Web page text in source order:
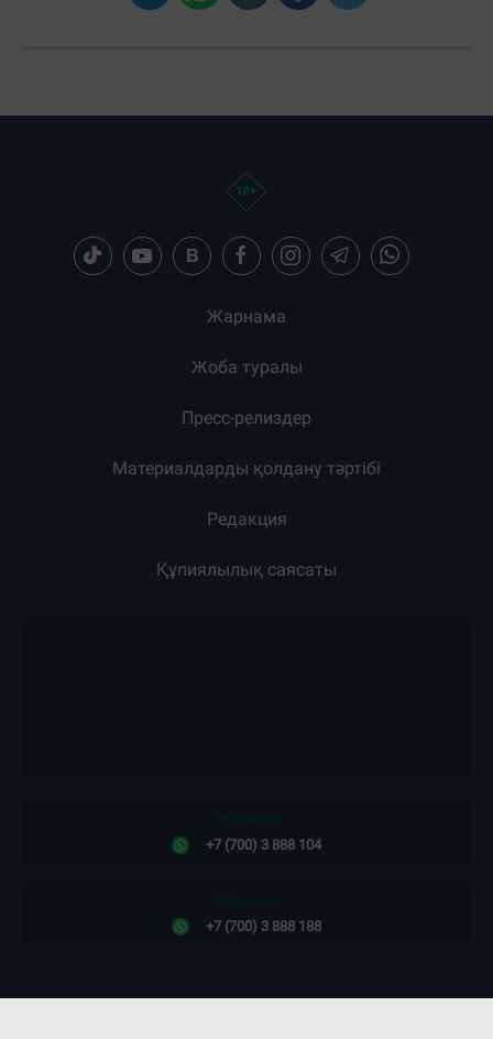
Жарнама
Жоба туралы
Пресс-релиздер
Материалдарды қолдану тәртібі
Редакция
Құпиялылық саясаты
+7 (700) 3 888 104
+7 (700) 3 888 188